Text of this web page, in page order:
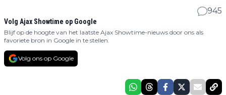
945
Volg Ajax Showtime op Google
Blijf op de hoogte van het laatste Ajax Showtime-nieuws door ons als
favoriete bron in Google in te stellen.
Volg ons op Google